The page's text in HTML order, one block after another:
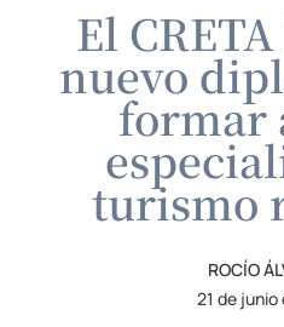
El
nuevo
formar
turismo
ROCÍO
21 de